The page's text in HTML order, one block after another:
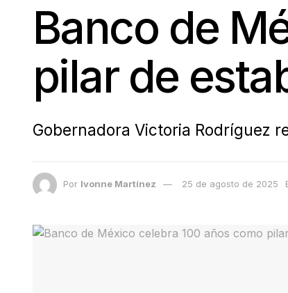
Banco de
pilar de
Gobernadora Victoria Rodríguez
Por Ivonne Martínez 25 de agosto de 2025